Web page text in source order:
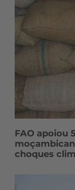
FAO apoiou
choques